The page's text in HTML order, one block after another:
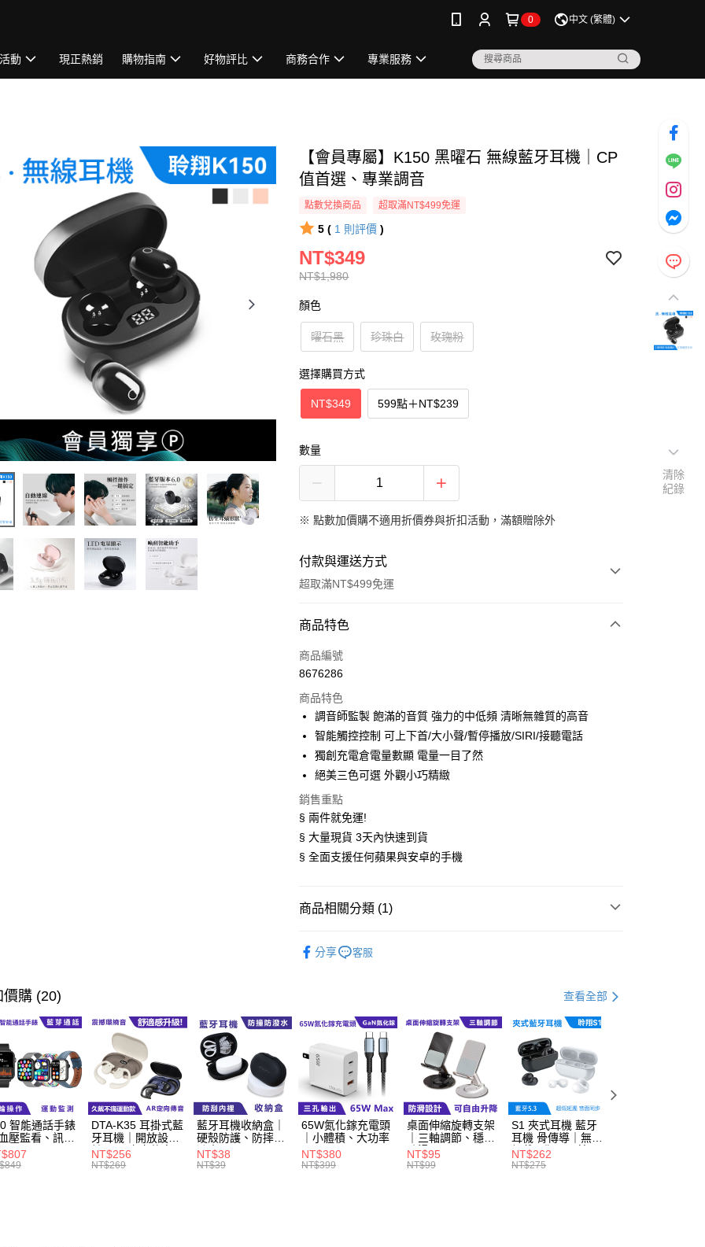
0 中文 (繁體)
動 現正熱銷 購物指南 好物評比 商務合作 專業服務
【會員專屬】K150 黑曜石 無線藍牙耳機｜CP
值首選、專業調音
點數兌換商品 超取滿NT$499免運
5 ( 1 則評價 )
NT$1,980
NT$349
顏色
曜石黑 珍珠白 玫瑰粉
選擇購買方式
NT$349 599點＋NT$239
數量
※點數加價購不適用折價券與折扣活動，滿額贈除外
付款與運送方式
超取滿NT$499免運
付款方式
信用卡一次付款
LINE Pay
Apple Pay
街口支付
悠遊付
ATM付款
運送方式
每筆NT$60，滿NT$499(含以上)免運費
萊爾富取貨付款
每筆NT$60，滿NT$598(含以上)免運費
付款後萊爾富取貨
每筆NT$60，滿NT$598(含以上)免運費
7-11取貨付款
每筆NT$60，滿NT$598(含以上)免運費
商品特色
商品編號
8676286
商品特色
調音師監製 飽滿的音質 強力的中低頻 清晰無雜質的高音
智能觸控控制 可上下首/大小聲/暫停播放/SIRI/接聽電話
獨創充電倉電量數顯 電量一目了然
絕美三色可選 外觀小巧精緻
銷售重點
§ 兩件就免運!
§ 大量現貨 3天內快速到貨
§ 全面支援任何蘋果與安卓的手機
商品相關分類 (1)
分享
客服
價購 (20) 查看全部
智能通話手錶
壓監看、訊息
DTA-K35 耳掛式藍
牙耳機｜開放設
計、AR定向傳音
NT$256
NT$269
藍牙耳機收納盒｜
硬殼防護、防摔防
潑水
NT$38
NT$39
65W氮化鎵充電頭
｜小體積、大功率
NT$380
NT$399
桌面伸縮旋轉支架
｜三軸調節、穩固
防滑
NT$95
NT$99
S1 夾式耳機 藍牙
耳機 骨傳導｜無感
佩戴、狂甩不掉
NT$262
NT$275
清除
紀錄